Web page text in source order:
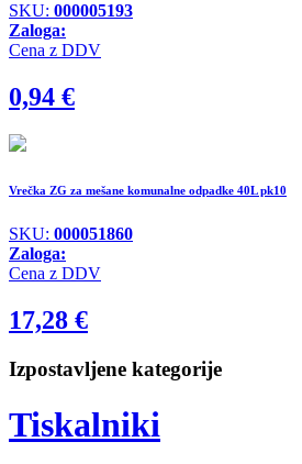
SKU: 000005193
Zaloga:
Cena z DDV
0,94 €
Vrečka ZG za mešane komunalne odpadke 40L pk10
SKU: 000051860
Zaloga:
Cena z DDV
17,28 €
Izpostavljene kategorije
Tiskalniki